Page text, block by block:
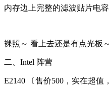
内存边上完整的滤波贴片电
裸照～ 看上去还是有点光板～
二、Intel 阵营
E2140 〔售价500，实在超值